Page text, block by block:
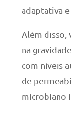
adaptativa e
Além disso,
na
com níveis
de
microbiano